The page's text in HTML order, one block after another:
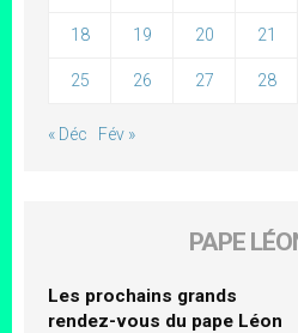
18 19 20 21
25 26 27 28
« Déc Fév »
PAPE
Les prochains grands
rendez-vous du pape Léon